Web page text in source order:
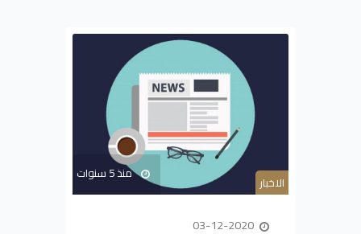
الاخبار منذ 5 سنوات